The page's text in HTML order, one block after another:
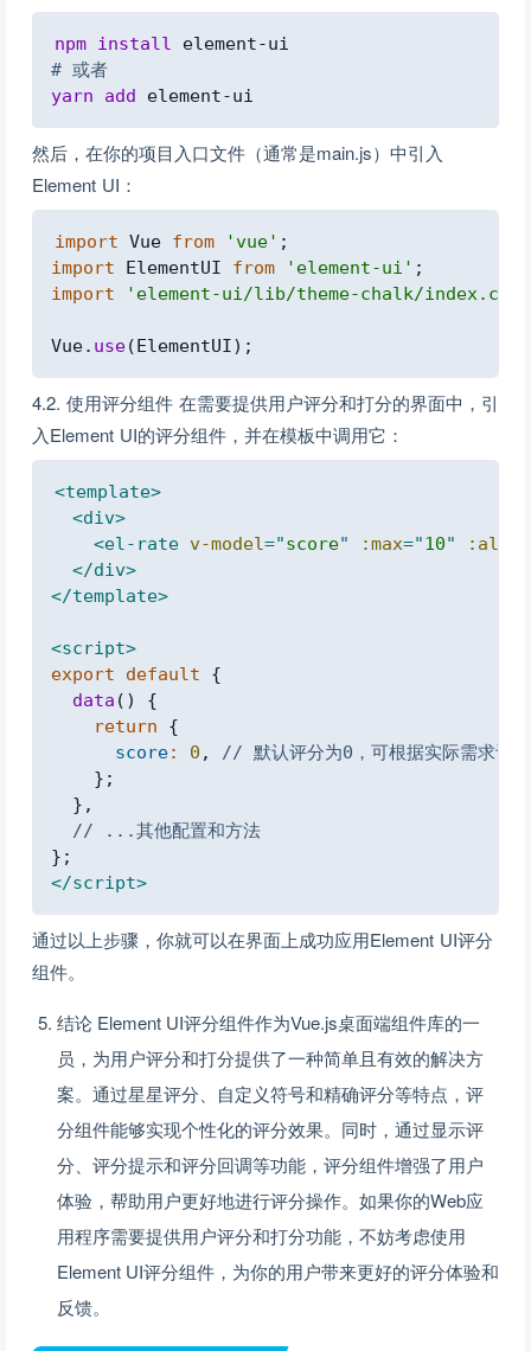
npm install
# 或者
yarn
add
然后，在你的项目入口文件（通常是main.js）中引入
Element UI：
import Vue from 'vue' ;
import
ElementUI from 'element-ui' ;
import
'element-ui/lib/theme-chalk/index.css'
Vue. use(ElementUI) ;
4.2. 使用评分组件 在需要提供用户评分和打分的界面中，引
入Element UI的评分组件，并在模板中调用它：
<template>
<div>
<el-rate v-model="score" :max="10"
</div>
</template>
<script>
export
default
{
data ( )
{
return
{
score: 0 ,
// 默认评分为0，可根据实际需求设
} ;
} ,
// ...其他配置和方法
} ;
</script>
通过以上步骤，你就可以在界面上成功应用Element UI评分
组件。
结论 Element UI评分组件作为Vue.js桌面端组件库的一
员，为用户评分和打分提供了一种简单且有效的解决方
案。通过星星评分、自定义符号和精确评分等特点，评
分组件能够实现个性化的评分效果。同时，通过显示评
分、评分提示和评分回调等功能，评分组件增强了用户
体验，帮助用户更好地进行评分操作。如果你的Web应
用程序需要提供用户评分和打分功能，不妨考虑使用
Element UI评分组件，为你的用户带来更好的评分体验和
反馈。